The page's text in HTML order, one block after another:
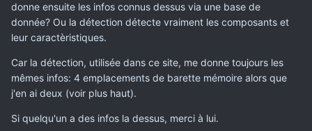
donne ensuite les infos connus dessus via une base de
donnée? Ou la détection détecte vraiment les composants et
leur caractèristiques.
Car la détection, utilisée dans ce site, me donne toujours les
mêmes infos: 4 emplacements de barette mémoire alors que
j'en ai deux (voir plus haut).
Si quelqu'un a des infos la dessus, merci à lui.